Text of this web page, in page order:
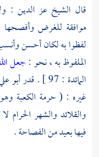
قال الشيخ عز الدين :
موافقة للغرض وأفصحها
لفظوا به لكان أحسن
الملفوظ به ، نحو :جعل
المائدة : 97 ] . قدر
أبو
غيره : ( حرمة الكعبة
والقلائد والشهر
فيها بعيد من الفصاحة .